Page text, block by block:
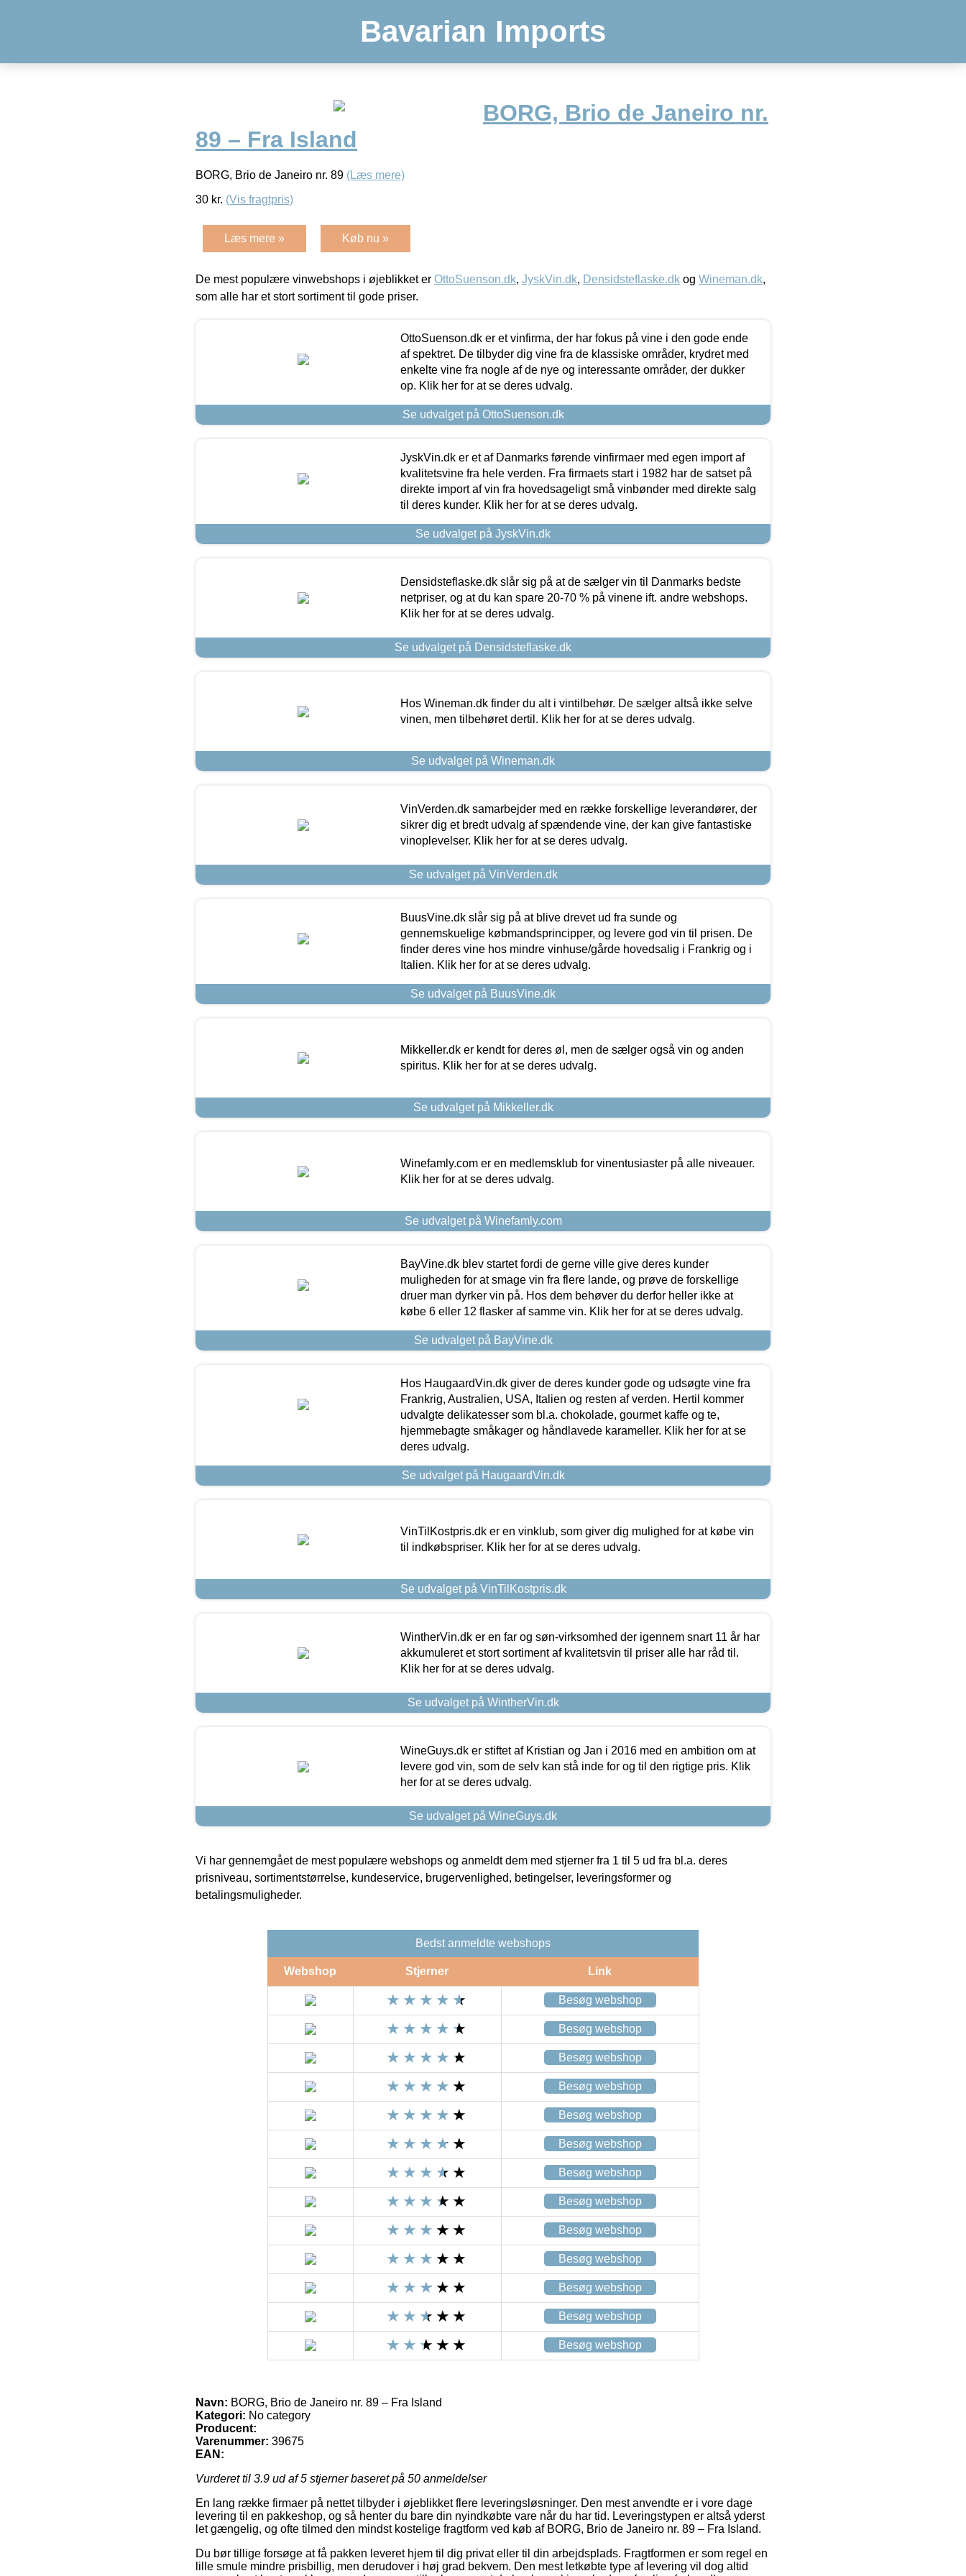
Bavarian Imports
BORG, Brio de Janeiro nr.
89 – Fra Island
BORG, Brio de Janeiro nr. 89 (Læs mere)
30 kr. (Vis fragtpris)
Læs mere » Køb nu »
De mest populære vinwebshops i øjeblikket er OttoSuenson.dk, JyskVin.dk, Densidsteflaske.dk og Wineman.dk,
som alle har et stort sortiment til gode priser.
OttoSuenson.dk er et vinfirma, der har fokus på vine i den gode ende
af spektret. De tilbyder dig vine fra de klassiske områder, krydret med
enkelte vine fra nogle af de nye og interessante områder, der dukker
op. Klik her for at se deres udvalg.
Se udvalget på OttoSuenson.dk
JyskVin.dk er et af Danmarks førende vinfirmaer med egen import af
kvalitetsvine fra hele verden. Fra firmaets start i 1982 har de satset på
direkte import af vin fra hovedsageligt små vinbønder med direkte salg
til deres kunder. Klik her for at se deres udvalg.
Se udvalget på JyskVin.dk
Densidsteflaske.dk slår sig på at de sælger vin til Danmarks bedste
netpriser, og at du kan spare 20-70 % på vinene ift. andre webshops.
Klik her for at se deres udvalg.
Se udvalget på Densidsteflaske.dk
Hos Wineman.dk finder du alt i vintilbehør. De sælger altså ikke selve
vinen, men tilbehøret dertil. Klik her for at se deres udvalg.
Se udvalget på Wineman.dk
VinVerden.dk samarbejder med en række forskellige leverandører, der
sikrer dig et bredt udvalg af spændende vine, der kan give fantastiske
vinoplevelser. Klik her for at se deres udvalg.
Se udvalget på VinVerden.dk
BuusVine.dk slår sig på at blive drevet ud fra sunde og
gennemskuelige købmandsprincipper, og levere god vin til prisen. De
finder deres vine hos mindre vinhuse/gårde hovedsalig i Frankrig og i
Italien. Klik her for at se deres udvalg.
Se udvalget på BuusVine.dk
Mikkeller.dk er kendt for deres øl, men de sælger også vin og anden
spiritus. Klik her for at se deres udvalg.
Se udvalget på Mikkeller.dk
Winefamly.com er en medlemsklub for vinentusiaster på alle niveauer.
Klik her for at se deres udvalg.
Se udvalget på Winefamly.com
BayVine.dk blev startet fordi de gerne ville give deres kunder
muligheden for at smage vin fra flere lande, og prøve de forskellige
druer man dyrker vin på. Hos dem behøver du derfor heller ikke at
købe 6 eller 12 flasker af samme vin. Klik her for at se deres udvalg.
Se udvalget på BayVine.dk
Hos HaugaardVin.dk giver de deres kunder gode og udsøgte vine fra
Frankrig, Australien, USA, Italien og resten af verden. Hertil kommer
udvalgte delikatesser som bl.a. chokolade, gourmet kaffe og te,
hjemmebagte småkager og håndlavede karameller. Klik her for at se
deres udvalg.
Se udvalget på HaugaardVin.dk
VinTilKostpris.dk er en vinklub, som giver dig mulighed for at købe vin
til indkøbspriser. Klik her for at se deres udvalg.
Se udvalget på VinTilKostpris.dk
WintherVin.dk er en far og søn-virksomhed der igennem snart 11 år har
akkumuleret et stort sortiment af kvalitetsvin til priser alle har råd til.
Klik her for at se deres udvalg.
Se udvalget på WintherVin.dk
WineGuys.dk er stiftet af Kristian og Jan i 2016 med en ambition om at
levere god vin, som de selv kan stå inde for og til den rigtige pris. Klik
her for at se deres udvalg.
Se udvalget på WineGuys.dk
Vi har gennemgået de mest populære webshops og anmeldt dem med stjerner fra 1 til 5 ud fra bl.a. deres
prisniveau, sortimentstørrelse, kundeservice, brugervenlighed, betingelser, leveringsformer og
betalingsmuligheder.
Bedst anmeldte webshops
Webshop Stjerner Link
Besøg webshop
Besøg webshop
Besøg webshop
Besøg webshop
Besøg webshop
Besøg webshop
Besøg webshop
Besøg webshop
Besøg webshop
Besøg webshop
Besøg webshop
Besøg webshop
Besøg webshop
Navn: BORG, Brio de Janeiro nr. 89 – Fra Island
Kategori: No category
Producent:
Varenummer: 39675
EAN:
Vurderet til 3.9 ud af 5 stjerner baseret på 50 anmeldelser
En lang række firmaer på nettet tilbyder i øjeblikket flere leveringsløsninger. Den mest anvendte er i vore dage
levering til en pakkeshop, og så henter du bare din nyindkøbte vare når du har tid. Leveringstypen er altså yderst
let gængelig, og ofte tilmed den mindst kostelige fragtform ved køb af BORG, Brio de Janeiro nr. 89 – Fra Island.
Du bør tillige forsøge at få pakken leveret hjem til dig privat eller til din arbejdsplads. Fragtformen er som regel en
lille smule mindre prisbillig, men derudover i høj grad bekvem. Den mest letkøbte type af levering vil dog altid